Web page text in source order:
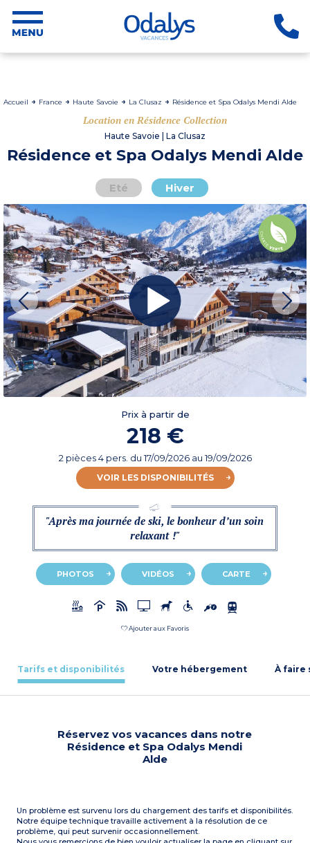
Accueil France Haute Savoie La Clusaz Résidence et Spa Odalys Mendi Alde
Location en Résidence Collection
Haute Savoie | La Clusaz
Résidence et Spa Odalys Mendi Alde
Eté Hiver
Prix à partir de
218 €
2 pièces 4 pers. du17/09/2026au 19/09/2026
VOIR LES DISPONIBILITÉS
"Après ma journée de ski, le bonheur d’un soin
relaxant !"
PHOTOS VIDÉOS CARTE
Ajouter aux Favoris
Tarifs et disponibilités Votre hébergement À faire
Réservez vos vacances dans notre
Résidence et Spa Odalys Mendi
Alde
Un problème est survenu lors du chargement des tarifs et disponibilités.
Notre équipe technique travaille activement à la résolution de ce
problème, qui peut survenir occasionnellement.